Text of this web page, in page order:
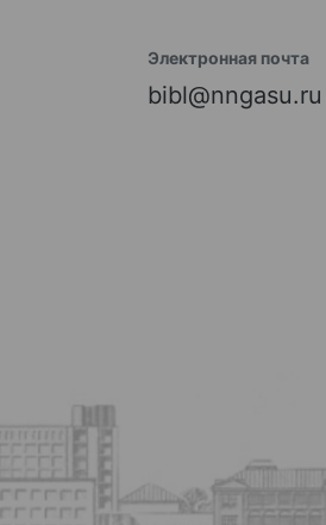
Электронная почта
bibl@nngasu.ru